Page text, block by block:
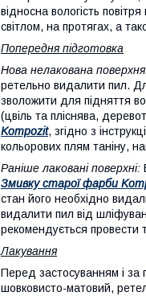
відносна вологість
світлом, на протягах, а
Попередня підготовка
Нова нелакована
ретельно видалити пил.
зволожити для підняття
(цвіль та пліснява,
Kompozit, згідно з
кольорових плям таніну,
Раніше лаковані поверхні:
Змивку старої фарби
стан його необхідно
видалити пил від
рекомендується провести
Лакування
Перед застосуванням і за
шовковисто-матовий,